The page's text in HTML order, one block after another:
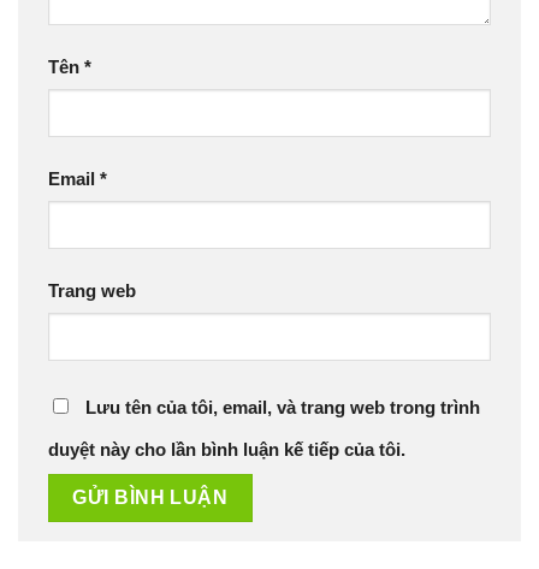
Tên *
Email *
Trang web
Lưu tên của tôi, email, và trang web trong trình
duyệt này cho lần bình luận kế tiếp của tôi.